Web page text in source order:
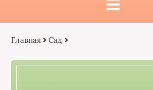
Главная Сад